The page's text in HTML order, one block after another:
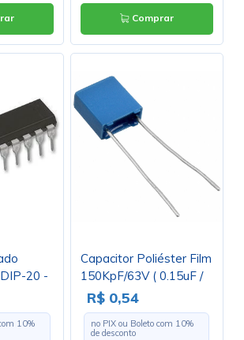
Comprar
20 -
10%
Capacitor Poliéster Film
150KpF/63V ( 0.15uF /
150nF / 154 ) Série
B32529 - Cód. Loja
2954
R$ 0,54
no PIX ou Boleto com 10%
de desconto